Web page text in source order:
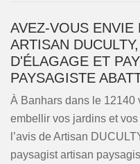
AVEZ-VOUS ENVIE
ARTISAN
D'ÉLAGAGE ET
PAYSAGISTE
À Banhars dans le 12140
embellir vos jardins et
l’avis de Artisan
paysagist artisan